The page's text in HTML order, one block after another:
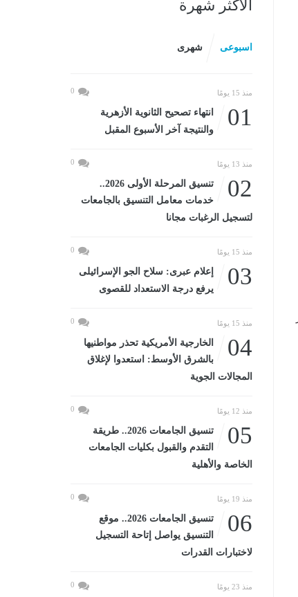
الأكثر شهرة
اسبوعى شهرى
منذ 15 يومًا 0
01
انتهاء تصحيح الثانوية الأزهرية
والنتيجة آخر الأسبوع المقبل
منذ 13 يومًا 0
02
تنسيق المرحلة الأولى 2026..
خدمات معامل التنسيق بالجامعات
لتسجيل الرغبات مجانا
منذ 15 يومًا 0
03
إعلام عبرى: سلاح الجو الإسرائيلى
يرفع درجة الاستعداد للقصوى
منذ 15 يومًا 0
04
الخارجية الأمريكية تحذر مواطنيها
بالشرق الأوسط: استعدوا لإغلاق
المجالات الجوية
منذ 12 يومًا 0
05
تنسيق الجامعات 2026.. طريقة
التقدم والقبول بكليات الجامعات
الخاصة والأهلية
منذ 19 يومًا 0
06
تنسيق الجامعات 2026.. موقع
التنسيق يواصل إتاحة التسجيل
لاختبارات القدرات
منذ 23 يومًا 0